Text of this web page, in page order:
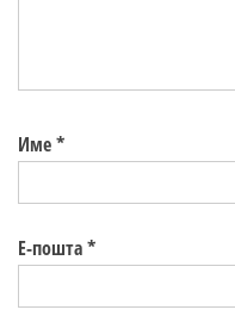
Име*
Е-пошта*